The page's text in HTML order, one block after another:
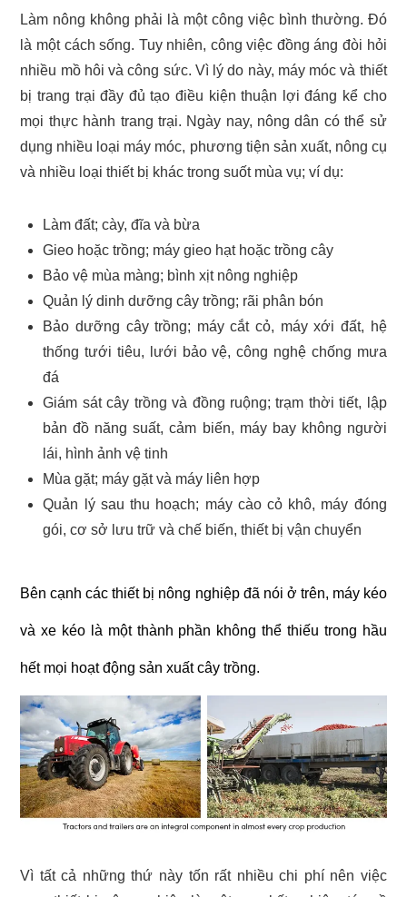
Làm nông không phải là một công việc bình thường. Đó
là một cách sống. Tuy nhiên, công việc đồng áng đòi hỏi
nhiều mồ hôi và công sức. Vì lý do này, máy móc và thiết
bị trang trại đầy đủ tạo điều kiện thuận lợi đáng kể cho
mọi thực hành trang trại. Ngày nay, nông dân có thể sử
dụng nhiều loại máy móc, phương tiện sản xuất, nông cụ
và nhiều loại thiết bị khác trong suốt mùa vụ; ví dụ:
Làm đất; cày, đĩa và bừa
Gieo hoặc trồng; máy gieo hạt hoặc trồng cây
Bảo vệ mùa màng; bình xịt nông nghiệp
Quản lý dinh dưỡng cây trồng; rãi phân bón
Bảo dưỡng cây trồng; máy cắt cỏ, máy xới đất, hệ
thống tưới tiêu, lưới bảo vệ, công nghệ chống mưa
đá
Giám sát cây trồng và đồng ruộng; trạm thời tiết, lập
bản đồ năng suất, cảm biến, máy bay không người
lái, hình ảnh vệ tinh
Mùa gặt; máy gặt và máy liên hợp
Quản lý sau thu hoạch; máy cào cỏ khô, máy đóng
gói, cơ sở lưu trữ và chế biến, thiết bị vận chuyển
Bên cạnh các thiết bị nông nghiệp đã nói ở trên, máy kéo
và xe kéo là một thành phần không thể thiếu trong hầu
hết mọi hoạt động sản xuất cây trồng.
Vì tất cả những thứ này tốn rất nhiều chi phí nên việc